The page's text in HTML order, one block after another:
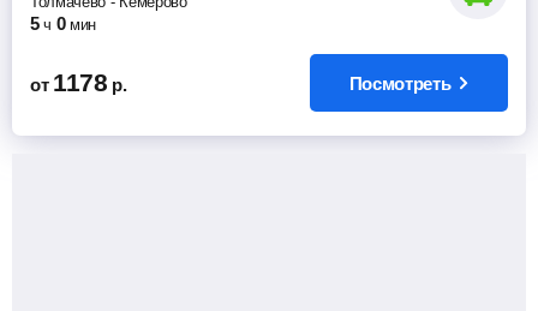
5 ч 0 мин
от 1178 р. Посмотреть